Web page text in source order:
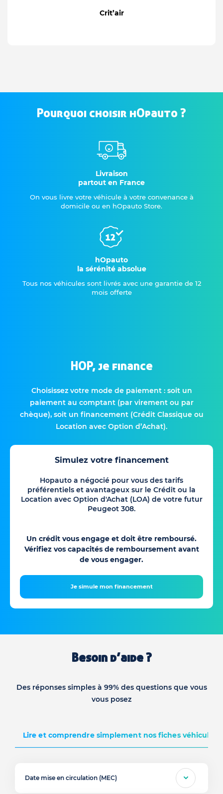
Crit’air
Pourquoi choisir hOpauto ?
Livraison
partout en France
On vous livre votre véhicule à votre convenance à
domicile ou en hOpauto Store.
hOpauto
la sérénité absolue
Tous nos véhicules sont livrés avec une garantie de 12
mois offerte
HOP, je finance
Choisissez votre mode de paiement : soit un
paiement au comptant (par virement ou par
chèque), soit un financement (Crédit Classique ou
Location avec Option d’Achat).
Simulez votre financement
Hopauto a négocié pour vous des tarifs
préférentiels et avantageux sur le Crédit ou la
Location avec Option d'Achat (LOA) de votre futur
Peugeot 308.
Un crédit vous engage et doit être remboursé.
Vérifiez vos capacités de remboursement avant
de vous engager.
Je simule mon financement
Besoin d’aide ?
Des réponses simples à 99% des questions que vous
vous posez
Lire et comprendre simplement nos fiches véhicules
Date mise en circulation (MEC)